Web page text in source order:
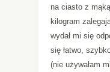
na ciasto z
kilogram
wydał mi się
się łatwo,
(nie używałam